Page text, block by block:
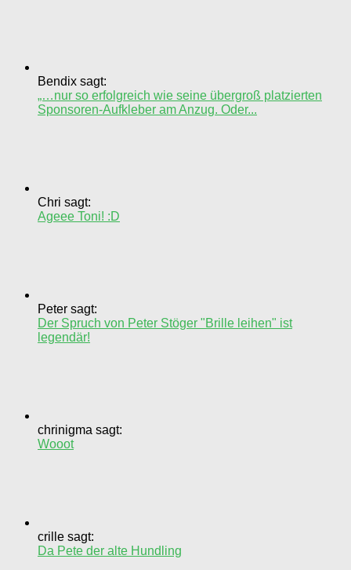
Bendix sagt:
„…nur so erfolgreich wie seine übergroß platzierten
Sponsoren-Aufkleber am Anzug. Oder...
Chri sagt:
Ageee Toni! :D
Peter sagt:
Der Spruch von Peter Stöger "Brille leihen" ist
legendär!
chrinigma sagt:
Wooot
crille sagt:
Da Pete der alte Hundling